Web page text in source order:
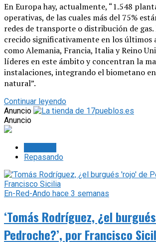
En Europa hay, actualmente, “1.548
operativas, de las cuales más del 75%
redes de transporte o distribución de gas.
crecido significativamente en los últimos
como Alemania, Francia, Italia y Reino
líderes en este ámbito y concentran la
instalaciones, integrando el biometano en
natural”.
Continuar leyendo
Anuncio
Anuncio
Repasando
En-Red-Ando hace 3 semanas
‘Tomás Rodríguez, ¿el
Pedroche?’, por Francisco